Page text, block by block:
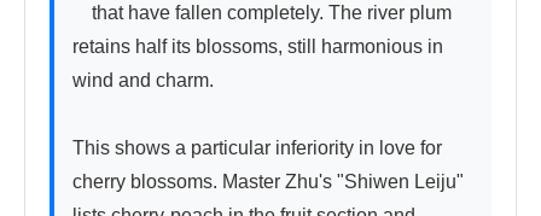
that have fallen completely. The river plum
retains half its blossoms, still harmonious in
wind and charm.
This shows a particular inferiority in love for
cherry blossoms. Master Zhu's "Shiwen Leiju"